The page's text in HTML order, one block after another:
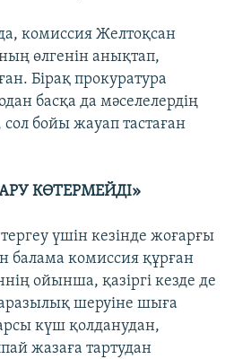
комиссия Желтоқсан
өлгенін анықтап,
Бірақ прокуратура
басқа да мәселелердің
сол бойы жауап тастаған
КӨТЕРМЕЙДІ»
үшін кезінде жоғарғы
балама комиссия құрған
ойынша, қазіргі кезде де
шеруіне шыға
күш қолданудан,
жазаға тартудан